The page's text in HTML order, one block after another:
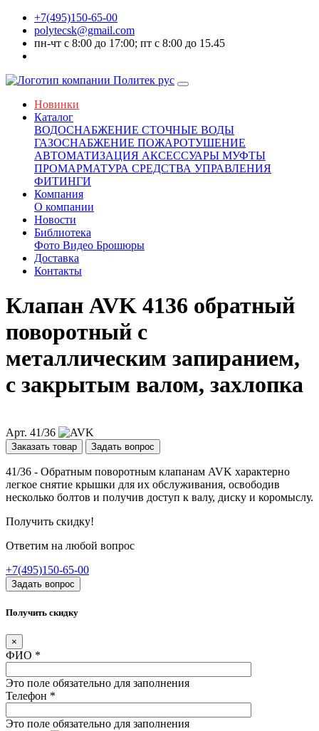
+7(495)150-65-00
polytecsk@gmail.com
пн-чт с 8:00 до 17:00; пт с 8:00 до 15.45
Новинки
Каталог
ВОДОСНАБЖЕНИЕ СТОЧНЫЕ ВОДЫ
ГАЗОСНАБЖЕНИЕ ПОЖАРОТУШЕНИЕ
АВТОМАТИЗАЦИЯ АКСЕССУАРЫ МУФТЫ
ПРОМАРМАТУРА СРЕДСТВА УПРАВЛЕНИЯ
ФИТИНГИ
Компания
О компании
Новости
Библиотека
Фото Видео Брошюры
Доставка
Контакты
Клапан AVK 4136 обратный
поворотный c
металлическим запиранием,
с закрытым валом, захлопка
Арт. 41/36
Заказать товар Задать вопрос
41/36 - Обратным поворотным клапанам AVK характерно
легкое снятие крышки для их обслуживания, освободив
несколько болтов и получив доступ к валу, диску и коромыслу.
Получить скидку!
Ответим на любой вопрос
+7(495)150-65-00
Задать вопрос
Получить скидку
×
ФИО *
Это поле обязательно для заполнения
Телефон *
Это поле обязательно для заполнения